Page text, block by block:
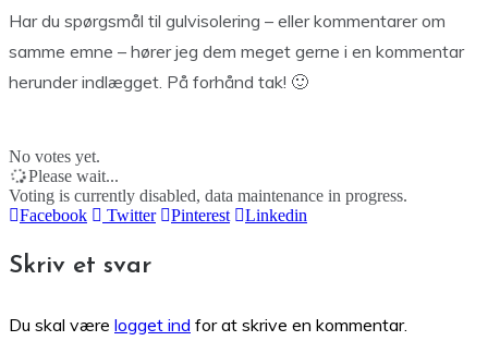
Har du spørgsmål til gulvisolering – eller kommentarer om
samme emne – hører jeg dem meget gerne i en kommentar
herunder indlægget. På forhånd tak! 🙂
No votes yet.
Please wait...
Voting is currently disabled, data maintenance in progress.
Facebook
Twitter Pinterest Linkedin
Skriv et svar
Du skal være logget ind for at skrive en kommentar.